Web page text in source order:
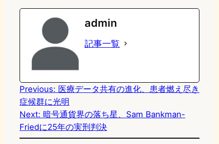
e
t
o
d
n
e
s
k
e
k
e
admin
記事一覧
Previous: 医療データ共有の進化、患者燃え尽き
症候群に光明
Next: 暗号通貨界の落ち星、Sam Bankman-
Friedに25年の実刑判決